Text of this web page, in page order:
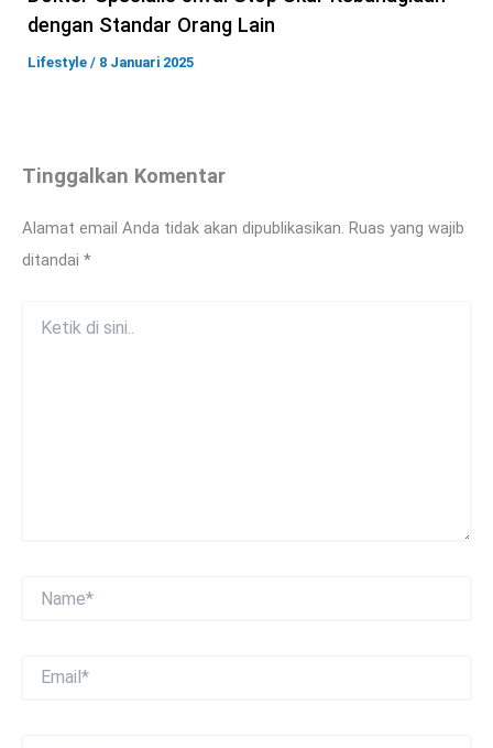
dengan Standar Orang Lain
Lifestyle / 8 Januari 2025
Tinggalkan Komentar
Alamat email Anda tidak akan dipublikasikan. Ruas yang wajib
ditandai *